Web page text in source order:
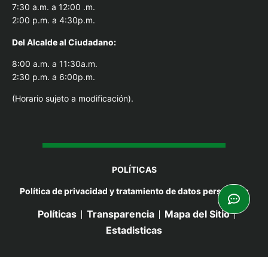
7:30 a.m. a 12:00 .m.
2:00 p.m. a 4:30p.m.
Del Alcalde al Ciudadano:
8:00 a.m. a 11:30a.m.
2:30 p.m. a 6:00p.m.
(Horario sujeto a modificación).
POLÍTICAS
Política de privacidad y tratamiento de datos personales
Políticas Transparencia
Mapa del Sitio
Estadisticas